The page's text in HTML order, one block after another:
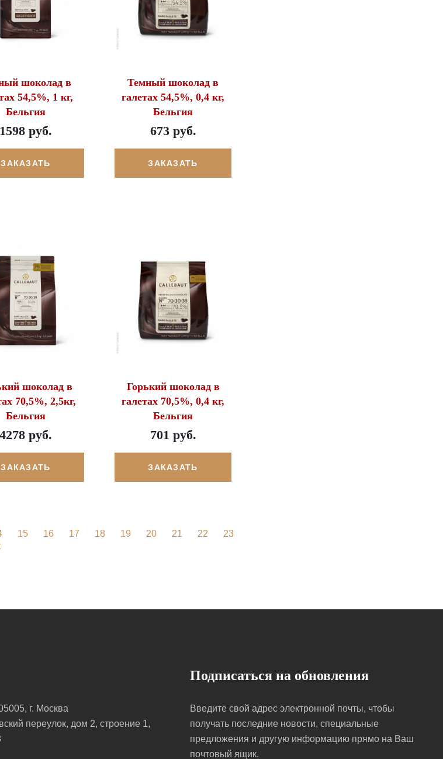
шоколад в
54,5%, 1 кг,
Бельгия
1598 руб.
ЗАКАЗАТЬ
Темный шоколад в
галетах 54,5%, 0,4 кг,
Бельгия
673 руб.
ЗАКАЗАТЬ
шоколад в
70,5%, 2,5кг,
Бельгия
4278 руб.
ЗАКАЗАТЬ
Горький шоколад в
галетах 70,5%, 0,4 кг,
Бельгия
701 руб.
ЗАКАЗАТЬ
15 16 17 18 19 20 21 22
23
г. Москва
переулок, дом 2, строение 1,
Подписаться на обновления
Введите свой адрес электронной почты, чтобы
получать последние новости, специальные
предложения и другую информацию прямо на Ваш
почтовый ящик.